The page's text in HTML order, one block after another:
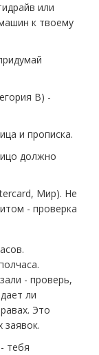
или
к твоему
B) -
и прописка.
должно
Мир). Не
- проверка
- проверь,
ли
Это
заявок.
тебя